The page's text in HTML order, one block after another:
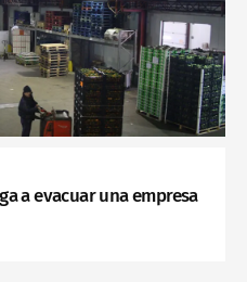
a evacuar una empresa